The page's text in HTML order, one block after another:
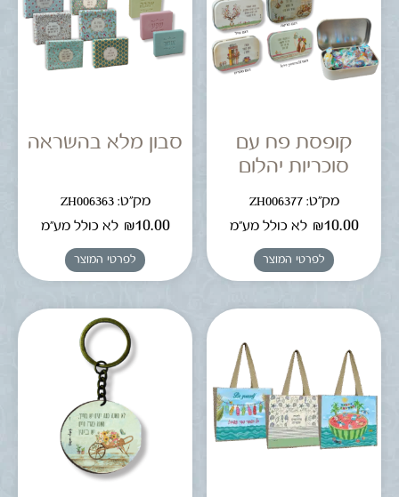
קופסת פח עם
סוכריות יהלום
מק"ט: ZH006377
₪10.00 לא כולל מע"מ
לפרטי המוצר
סבון מלא בהשראה
מק"ט: ZH006363
₪10.00 לא כולל מע"מ
לפרטי המוצר